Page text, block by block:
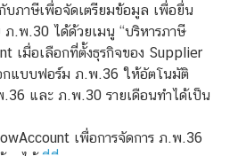
บภาษีเพื่อจัดเตรียมข้อมูล เพื่อยื่น
.พ.30 ได้ด้วยเมนู “บริหารภาษี
เมื่อเลือกที่ตั้งธุรกิจของ Supplier
อกแบบฟอร์ม ภ.พ.36 ให้อัตโนมัติ
และ ภ.พ.30 รายเดือนทำได้เป็น
เพื่อการจัดการ ภ.พ.36